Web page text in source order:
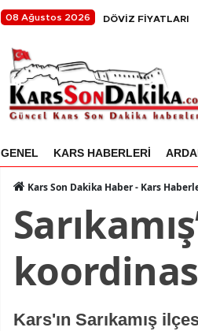
08 Ağustos 2026 DÖVİZ FİYATLARI
GENEL KARS HABERLERİ
Kars Son Dakika Haber - Kars
Kars'ın Sarıkamış